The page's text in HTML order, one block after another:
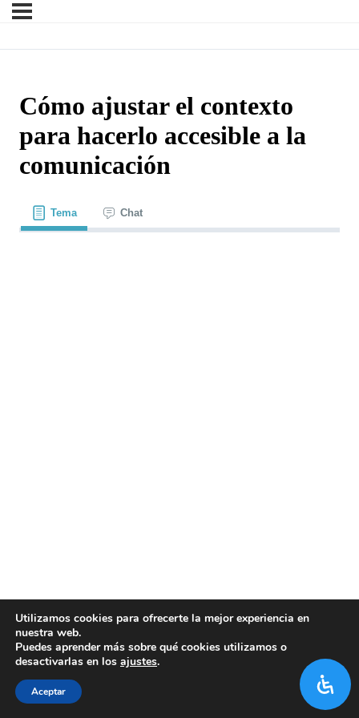
Cómo ajustar el contexto
para hacerlo accesible a la
comunicación
Tema Chat
Utilizamos cookies para ofrecerte la mejor experiencia en
nuestra web.
Puedes aprender más sobre qué cookies utilizamos o
desactivarlas en los ajustes.
Aceptar